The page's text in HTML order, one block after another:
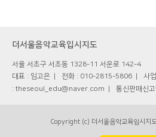
더서울음악교육입시지도
서울 서초구 서초동 1328-11 서운로 142-4
대표 : 임고은
전화 : 010-2815-5806 사
: theseoul_edu@naver.com
통신판매신
Copyright (c) 더서울음악교육입시지